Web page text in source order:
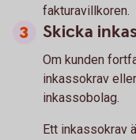
fakturavillkoren.
Skicka
Om kunden
inkassokrav
inkassobolag.
Ett inkassokrav